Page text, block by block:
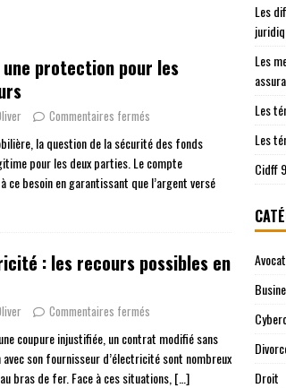
protection pour les
Commentaires fermés
la question de la sécurité des fonds
pour les deux parties. Le compte
ce besoin en garantissant que l’argent versé
: les recours possibles en
Commentaires fermés
coupure injustifiée, un contrat modifié sans
son fournisseur d’électricité sont nombreux
bras de fer. Face à ces situations, […]
Les
Les
Les
Les
Cidff
Avocat
Droit